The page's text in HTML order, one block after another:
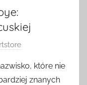
które nie
znanych